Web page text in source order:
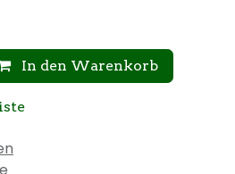
In den Warenkorb